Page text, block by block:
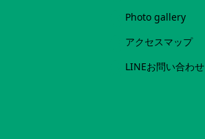
Photo gallery
アクセスマップ
LINEお問い合わせ